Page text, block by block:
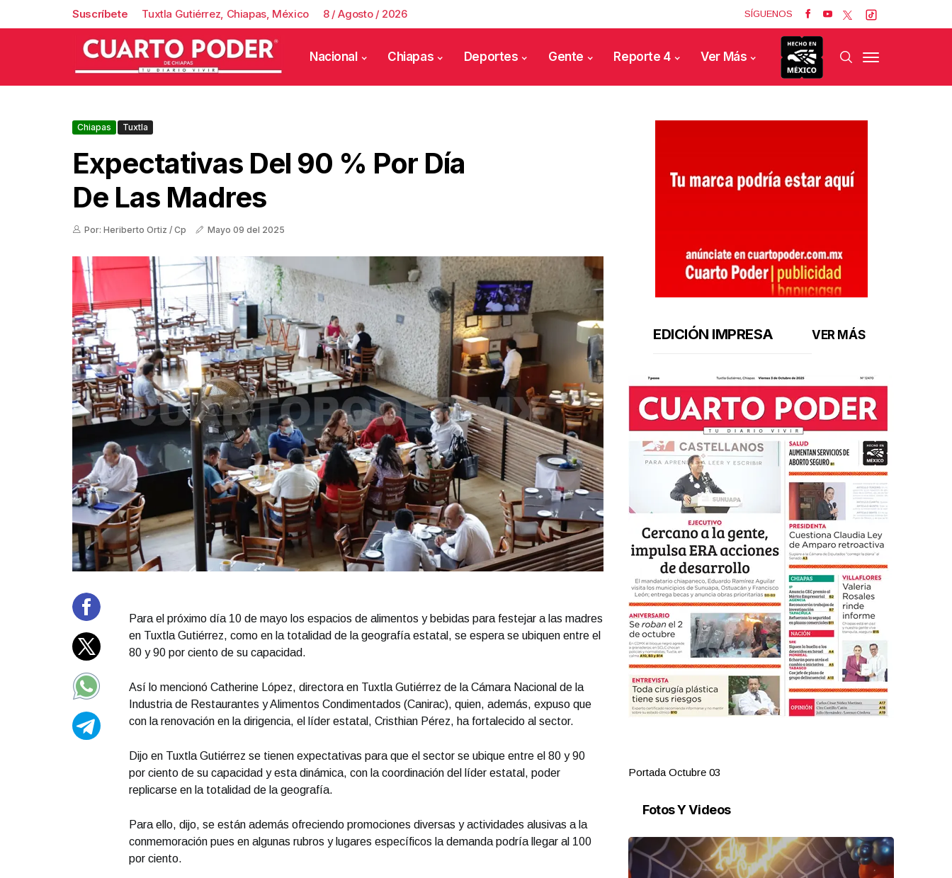
Suscríbete Tuxtla Gutiérrez, Chiapas, México 8 / Agosto / 2026 SÍGUENOS
Nacional Chiapas Deportes Gente Reporte 4 Ver Más
Chiapas Tuxtla
Expectativas Del 90 % Por Día
De Las Madres
Por: Heriberto Ortiz / Cp Mayo 09 del 2025
Para el próximo día 10 de mayo los espacios de alimentos y bebidas para festejar a las madres
en Tuxtla Gutiérrez, como en la totalidad de la geografía estatal, se espera se ubiquen entre el
80 y 90 por ciento de su capacidad.
Así lo mencionó Catherine López, directora en Tuxtla Gutiérrez de la Cámara Nacional de la
Industria de Restaurantes y Alimentos Condimentados (Canirac), quien, además, expuso que
con la renovación en la dirigencia, el líder estatal, Cristhian Pérez, ha fortalecido al sector.
Dijo en Tuxtla Gutiérrez se tienen expectativas para que el sector se ubique entre el 80 y 90
por ciento de su capacidad y esta dinámica, con la coordinación del líder estatal, poder
replicarse en la totalidad de la geografía.
Para ello, dijo, se están además ofreciendo promociones diversas y actividades alusivas a la
conmemoración pues en algunas rubros y lugares específicos la demanda podría llegar al 100
por ciento.
EDICIÓN IMPRESA VER MÁS
Portada Septiembre 30 Portada Octubre 03
Fotos Y Videos